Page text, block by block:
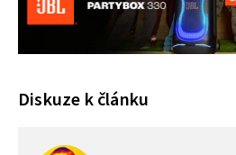
Diskuze k článku